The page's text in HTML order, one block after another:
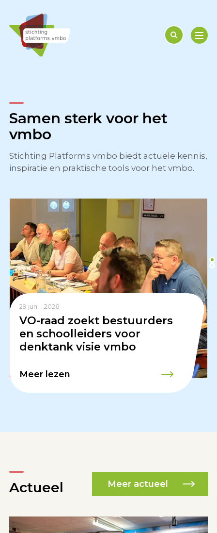
Samen sterk voor het
vmbo
Stichting Platforms vmbo biedt actuele kennis,
inspiratie en praktische tools voor het vmbo.
29 juni - 2026
Vmbo-moties roepen op
tot plannen
29 juni - 2026
VO-raad zoekt bestuurders
en schoolleiders voor
denktank visie vmbo
Meer lezen
Vmbo-moties roepen op
Actueel Meer actueel